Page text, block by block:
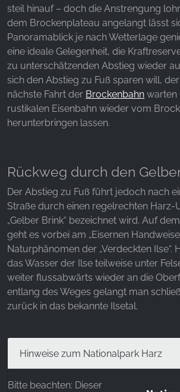
steil hinauf – doch die Anstrengung
dem Brockenplateau angelangt lässt
Panoramablick je nach Wetterlage
eine ideale Gelegenheit, die
zu unterschätzenden Abstieg wieder
sich den Abstieg zu Fuß sparen will,
nächste Fahrt der Brockenbahn warten
rustikalen Eisenbahn wieder vom
herunterbringen lassen.
Rückweg durch den
Der Abstieg zu Fuß führt jedoch nach
Straße durch einen regelrechten Harz-
„Gelber Brink“ bezeichnet wird. Auf
geht es vorbei am „Eisernen
Naturphänomen der „Verdeckten Ilse“.
das Wasser der Ilse teilweise unter
weiter flussabwärts wieder an die
entlang des Weges gelangt man
zurück in das bekannte Ilsetal.
Hinweise zum Nationalpark Harz
Bitte beachten: Dieser